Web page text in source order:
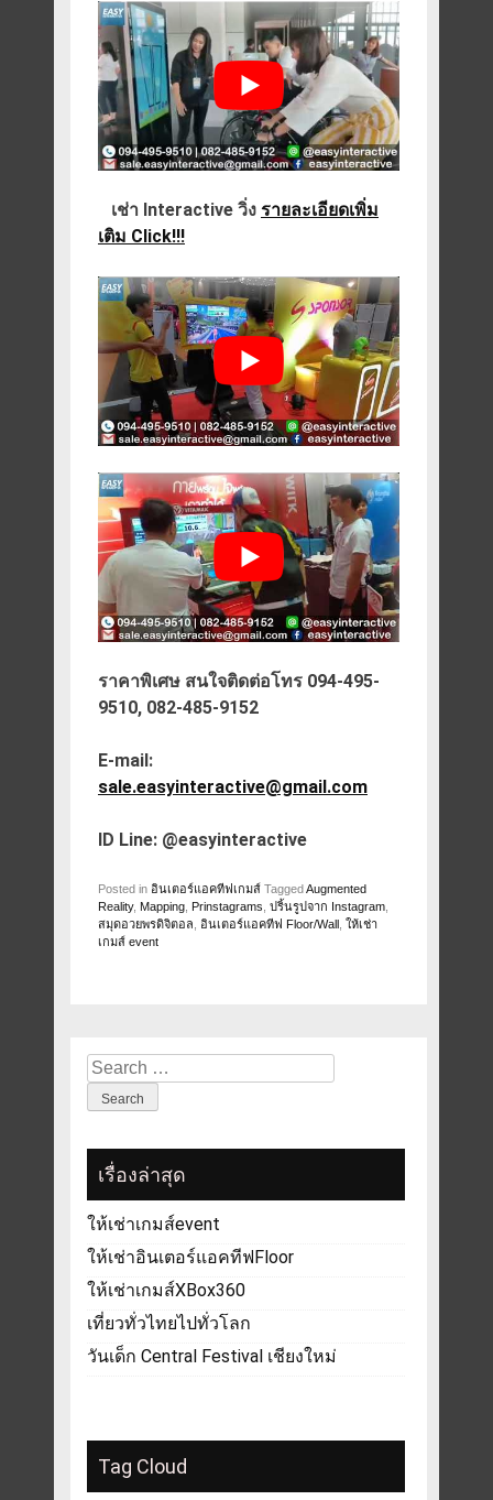
เช่า Interactive วิ่ง รายละเอียดเพิ่ม
เติม Click!!!
ราคาพิเศษ สนใจติดต่อโทร 094-495-
9510, 082-485-9152
E-mail:
sale.easyinteractive@gmail.com
ID Line: @easyinteractive
Posted in อินเตอร์แอคทีฟเกมส์ Tagged Augmented
Reality, Mapping Prinstagrams ปริ้นรูปจาก Instagram
สมุดอวยพรดิจิตอล
อินเตอร์แอคทีฟ Floor/Wall
ให้เช่า
เกมส์ event
Search
for:
เรื่องล่าสุด
ให้เช่าเกมส์event
ให้เช่าอินเตอร์แอคทีฟFloor
ให้เช่าเกมส์XBox360
เที่ยวทั่วไทยไปทั่วโลก
วันเด็ก Central Festival เชียงใหม่
Tag Cloud